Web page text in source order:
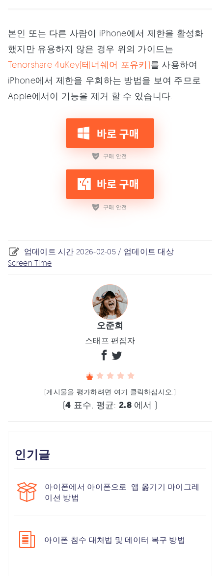
본인 또는 다른 사람이 iPhone에서 제한을 활성화
했지만 유용하지 않은 경우 위의 가이드는
Tenorshare 4uKey(테너쉐어 포유키)를 사용하여
iPhone에서 제한을 우회하는 방법을 보여 주므로
Apple에서이 기능을 제거 할 수 있습니다.
업데이트 시간 2026-02-05 / 업데이트 대상
Screen Time
오준희
스태프 편집자
(게시물을 평가하려면 여기 클릭하십시오.)
(4 표수, 평균: 2.8에서 )
인기글
아이폰에서 아이폰으로 앱 옮기기 마이그레
이션 방법
아이폰 침수 대처법 및 데이터 복구 방법